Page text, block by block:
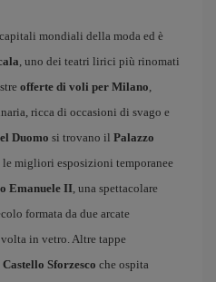
mondiali della moda ed è
, uno dei teatri lirici più rinomati
offerte di voli per Milano,
ricca di occasioni di svago e
Duomo si trovano il Palazzo
le migliori esposizioni temporanee
Emanuele II, una spettacolare
formata da due arcate
in vetro. Altre tappe
Castello Sforzesco che ospita